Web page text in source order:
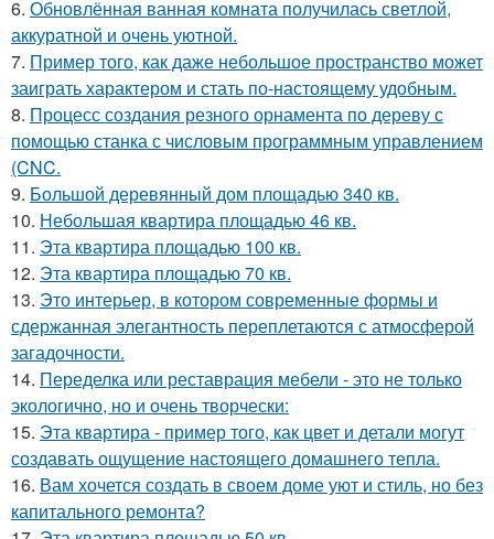
6. Обновлённая ванная комната получилась светлой,
аккуратной и очень уютной.
7. Пример того, как даже небольшое пространство может
заиграть характером и стать по-настоящему удобным.
8. Процесс создания резного орнамента по дереву с
помощью станка с числовым программным управлением
(CNC.
9. Большой деревянный дом площадью 340 кв.
10. Небольшая квартира площадью 46 кв.
11. Эта квартира площадью 100 кв.
12. Эта квартира площадью 70 кв.
13. Это интерьер, в котором современные формы и
сдержанная элегантность переплетаются с атмосферой
загадочности.
14. Переделка или реставрация мебели - это не только
экологично, но и очень творчески:
15. Эта квартира - пример того, как цвет и детали могут
создавать ощущение настоящего домашнего тепла.
16. Вам хочется создать в своем доме уют и стиль, но без
капитального ремонта?